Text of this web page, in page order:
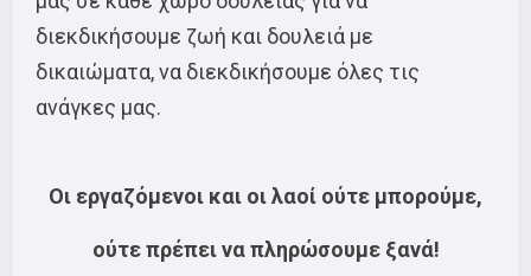
διεκδικήσουμε ζωή και δουλειά με
δικαιώματα, να διεκδικήσουμε όλες τις
ανάγκες μας.
Οι εργαζόμενοι και οι λαοί ούτε μπορούμε,
ούτε πρέπει να πληρώσουμε ξανά!